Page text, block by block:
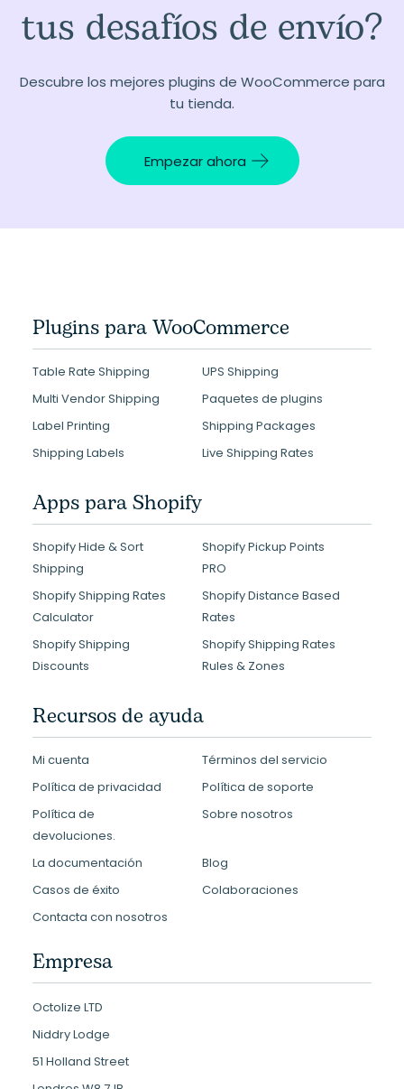
tus desafíos de envío?
Descubre los mejores plugins de WooCommerce para
tu tienda.
Empezar ahora
Plugins para WooCommerce
Table Rate Shipping
UPS Shipping
Multi Vendor Shipping
Paquetes de plugins
Label Printing
Shipping Packages
Shipping Labels
Live Shipping Rates
Apps para Shopify
Shopify Hide & Sort
Shipping
Shopify Pickup Points
PRO
Shopify Shipping Rates
Calculator
Shopify Distance Based
Rates
Shopify Shipping
Discounts
Shopify Shipping Rates
Rules & Zones
Recursos de ayuda
Mi cuenta
Términos del servicio
Política de privacidad
Política de soporte
Política de
devoluciones.
Sobre nosotros
La documentación
Blog
Casos de éxito
Colaboraciones
Contacta con nosotros
Empresa
Octolize LTD
Niddry Lodge
51 Holland Street